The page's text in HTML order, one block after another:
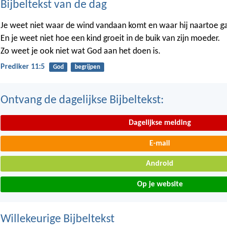
Bijbeltekst van de dag
Je weet niet waar de wind vandaan komt en waar hij naartoe
En je weet niet hoe een kind groeit in de buik van zijn moeder.
Zo weet je ook niet wat God aan het doen is.
Prediker 11:5 God begrijpen
Ontvang de dagelijkse Bijbeltekst:
Dagelijkse melding
E-mail
Android
Op je website
Willekeurige Bijbeltekst